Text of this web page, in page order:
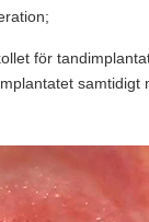
för
samtidigt